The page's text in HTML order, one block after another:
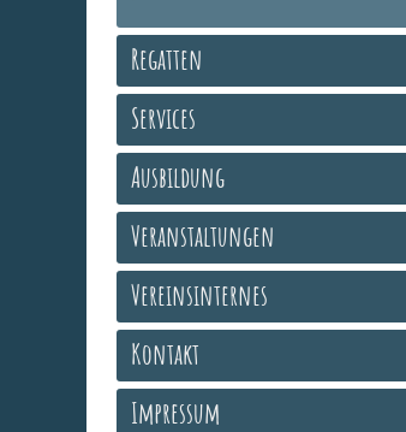
Regatten
Services
Ausbildung
Veranstaltungen
Vereinsinternes
Kontakt
Impressum